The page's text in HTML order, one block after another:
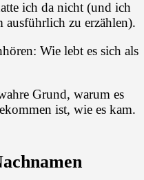
ich da nicht (und ich
ausführlich zu erzählen).
Wie lebt es sich als
Grund, warum es
ist, wie es kam.